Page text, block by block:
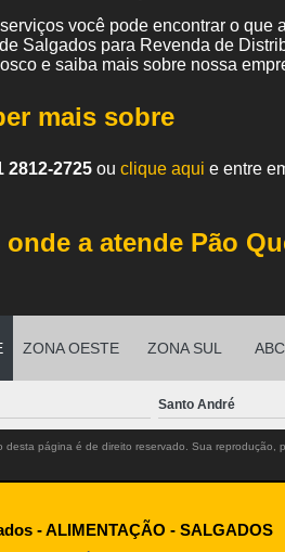
você pode encontrar o que
Salgados para Revenda de
e saiba mais sobre nossa
mais sobre
2812-2725 ou clique aqui e entre
onde a atende Pão
ZONA OESTE ZONA SUL
Santo André
desta página é de direito reservado. Sua reprodução,
- ALIMENTAÇÃO - SALGADOS